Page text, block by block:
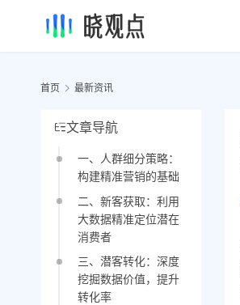
首页 最新资讯
文章导航
一、人群细分策略：
构建精准营销的基础
二、新客获取：利用
大数据精准定位潜在
消费者
三、潜客转化：深度
挖掘数据价值，提升
转化率